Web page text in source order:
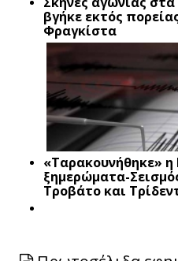
βγήκε εκτός
Φραγκίστα
«Ταρακουνήθηκε» η
ξημερώματα-
Τροβάτο και